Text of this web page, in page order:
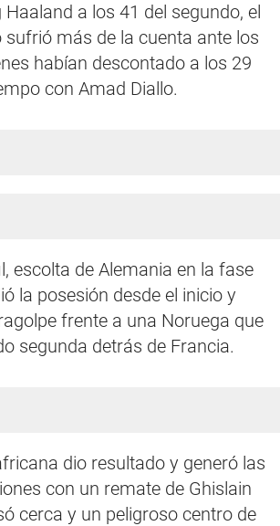
a los 41 del segundo, el
sufrió más de la cuenta ante los
habían descontado a los 29
con Amad Diallo.
escolta de Alemania en la fase
la posesión desde el inicio y
frente a una Noruega que
segunda detrás de Francia.
dio resultado y generó las
con un remate de Ghislain
cerca y un peligroso centro de